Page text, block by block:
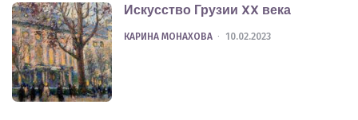
Искусство Грузии XX века
POSTED
КАРИНА МОНАХОВА 10.02.2023